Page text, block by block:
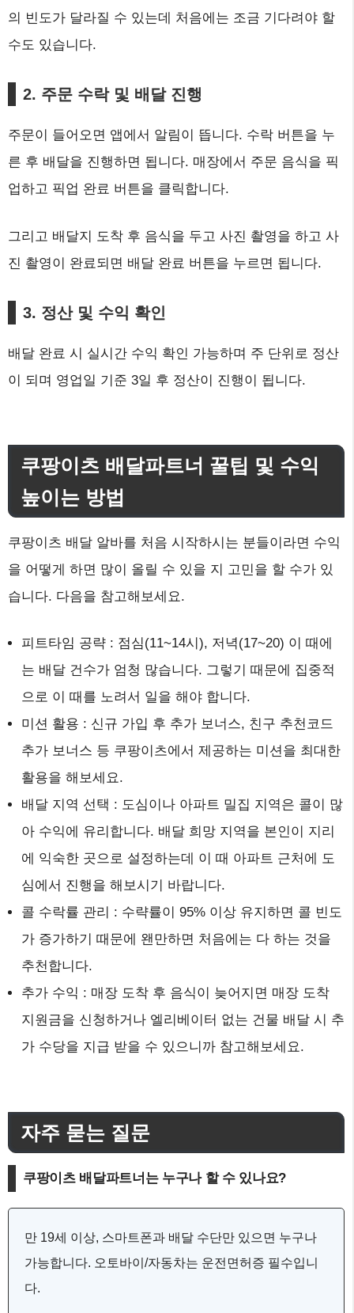
의 빈도가 달라질 수 있는데 처음에는 조금 기다려야 할
수도 있습니다.
2. 주문 수락 및 배달 진행
주문이 들어오면 앱에서 알림이 뜹니다. 수락 버튼을 누
른 후 배달을 진행하면 됩니다. 매장에서 주문 음식을 픽
업하고 픽업 완료 버튼을 클릭합니다.
그리고 배달지 도착 후 음식을 두고 사진 촬영을 하고 사
진 촬영이 완료되면 배달 완료 버튼을 누르면 됩니다.
3. 정산 및 수익 확인
배달 완료 시 실시간 수익 확인 가능하며 주 단위로 정산
이 되며 영업일 기준 3일 후 정산이 진행이 됩니다.
쿠팡이츠 배달파트너 꿀팁 및 수익
높이는 방법
쿠팡이츠 배달 알바를 처음 시작하시는 분들이라면 수익
을 어떻게 하면 많이 올릴 수 있을 지 고민을 할 수가 있
습니다. 다음을 참고해보세요.
피트타임 공략 : 점심(11~14시), 저녁(17~20) 이 때에
는 배달 건수가 엄청 많습니다. 그렇기 때문에 집중적
으로 이 때를 노려서 일을 해야 합니다.
미션 활용 : 신규 가입 후 추가 보너스, 친구 추천코드
추가 보너스 등 쿠팡이츠에서 제공하는 미션을 최대한
활용을 해보세요.
배달 지역 선택 : 도심이나 아파트 밀집 지역은 콜이 많
아 수익에 유리합니다. 배달 희망 지역을 본인이 지리
에 익숙한 곳으로 설정하는데 이 때 아파트 근처에 도
심에서 진행을 해보시기 바랍니다.
콜 수락률 관리 : 수략률이 95% 이상 유지하면 콜 빈도
가 증가하기 때문에 왠만하면 처음에는 다 하는 것을
추천합니다.
추가 수익 : 매장 도착 후 음식이 늦어지면 매장 도착
지원금을 신청하거나 엘리베이터 없는 건물 배달 시 추
가 수당을 지급 받을 수 있으니까 참고해보세요.
자주 묻는 질문
쿠팡이츠 배달파트너는 누구나 할 수 있나요?
만 19세 이상, 스마트폰과 배달 수단만 있으면 누구나
가능합니다. 오토바이/자동차는 운전면허증 필수입니
다.